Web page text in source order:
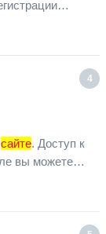
4
сайте. Доступ к
вы можете